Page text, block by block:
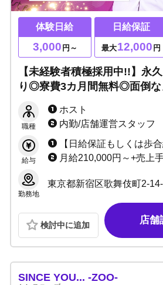
体験日給
3,000 円～
日給保証
最大12,000 円
【未経験者積極採用中!!】永
り◎寮費3カ月間無料◎面倒な
職種
ホスト
内勤/店舗運営スタッフ
給与
【日給保証もしくは歩合給で支給】 ●日給保証の場合 日給7,000円〜12,000円 例：22日出勤×12,000円＝264,000円 （売上がない場合時給
月給210,000円～+売上手当 （研修期間中：月給180,000円～） ●試用期間は
勤務地
検討中に追加 店舗
SINCE YOU... -ZOO-